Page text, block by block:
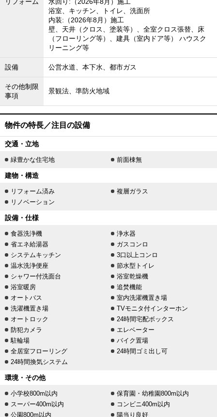
浴室、キッチン、トイレ、洗面所
内装:（2026年8月）施工
壁、天井（クロス、塗装等）、全室クロス張替、床
（フローリング等）、建具（室内ドア等） ハウスク
リーニング等
設備 公営水道、本下水、都市ガス
その他制限
事項
景観法、準防火地域
物件の特長／注目の設備
交通・立地
緑豊かな住宅地 前面棟無
建物・構造
リフォーム済み
複層ガラス
リノベーション
設備・仕様
食器洗浄機
浄水器
省エネ給湯器
ガスコンロ
システムキッチン
3口以上コンロ
温水洗浄便座
節水型トイレ
シャワー付洗面台
浴室乾燥機
浴室暖房
追焚機能
オートバス
室内洗濯機置き場
洗濯機置き場
TVモニタ付インターホン
オートロック
24時間宅配ボックス
防犯カメラ
エレベーター
駐輪場
バイク置場
全居室フローリング
24時間ゴミ出し可
24時間換気システム
環境・その他
小学校800m以内
保育園・幼稚園800m以内
スーパー400m以内
コンビニ400m以内
公園800m以内
陽当り良好